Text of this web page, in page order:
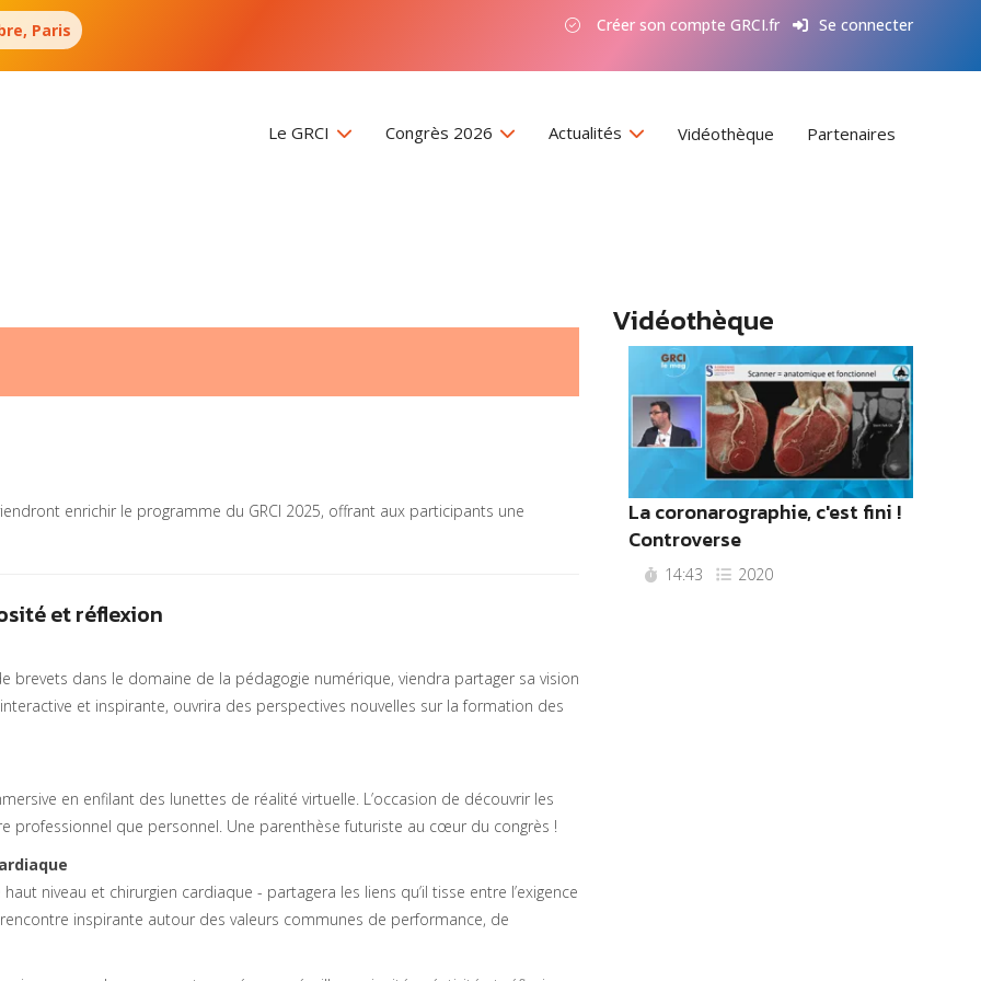
Paris Créer son compte GRCI.fr Se connecter
Le GRCI Congrès 2026 Actualités Vidéothèque Partenaires
enrichir le programme du GRCI 2025, offrant aux participants une
et réflexion
brevets dans le domaine de la pédagogie numérique, viendra partager sa vision
et inspirante, ouvrira des perspectives nouvelles sur la formation des
en enfilant des lunettes de réalité virtuelle. L’occasion de découvrir les
professionnel que personnel. Une parenthèse futuriste au cœur du congrès !
niveau et chirurgien cardiaque - partagera les liens qu’il tisse entre l’exigence
inspirante autour des valeurs communes de performance, de
Vidéothèque
La coronarographie, c'est fini !
Controverse
14:43 2020